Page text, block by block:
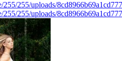
255/255/uploads/
255/255/uploads/